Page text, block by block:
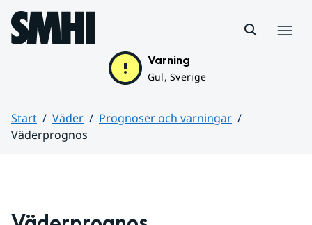
Hoppa till sidans innehåll
Varning
Gul, Sverige
Start Väder
Prognoser och varningar
Väderprognos